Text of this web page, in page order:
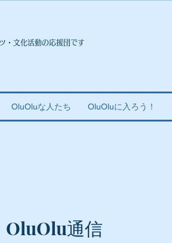
・文化活動の応援団です
OluOluな人たち OluOluに入ろう！
OluOlu通信